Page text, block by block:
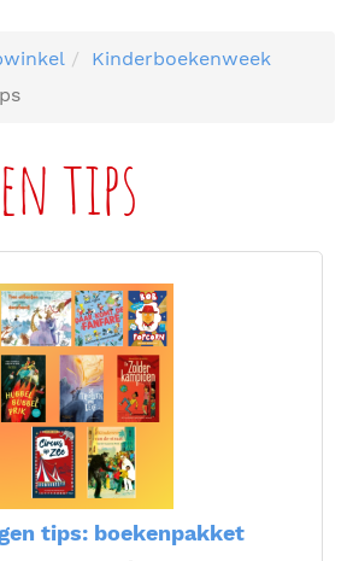
Kinderboekenweek
tips
tips: boekenpakket